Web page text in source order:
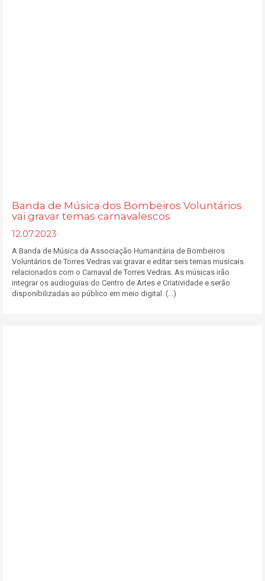
Banda de Música dos Bombeiros Voluntários
vai gravar temas carnavalescos
12.07.2023
A Banda de Música da Associação Humanitária de Bombeiros
Voluntários de Torres Vedras vai gravar e editar seis temas musicais
relacionados com o Carnaval de Torres Vedras. As músicas irão
integrar os audioguias do Centro de Artes e Criatividade e serão
disponibilizadas ao público em meio digital. (...)